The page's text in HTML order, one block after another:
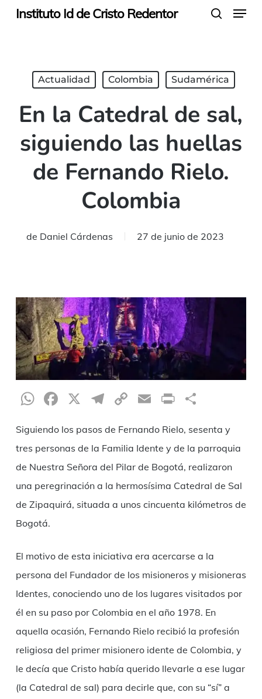
SkipInstituto Id de Cristo Redentor Menu
Actualidad Colombia Sudamérica
En la Catedral de sal,
siguiendo las huellas
de Fernando Rielo.
Colombia
de Daniel Cárdenas 27 de junio de 2023
WhatsApp
Facebook
X Telegram
CopyEmailPrint
Siguiendo los pasos de Fernando Rielo, sesenta y
tres personas de la Familia Idente y de la parroquia
de Nuestra Señora del Pilar de Bogotá, realizaron
una peregrinación a la hermosísima Catedral de Sal
de Zipaquirá, situada a unos cincuenta kilómetros de
Bogotá.
El motivo de esta iniciativa era acercarse a la
persona del Fundador de los misioneros y misioneras
Identes, conociendo uno de los lugares visitados por
él en su paso por Colombia en el año 1978. En
aquella ocasión, Fernando Rielo recibió la profesión
religiosa del primer misionero idente de Colombia, y
le decía que Cristo había querido llevarle a ese lugar
(la Catedral de sal) para decirle que, con su “sí” a